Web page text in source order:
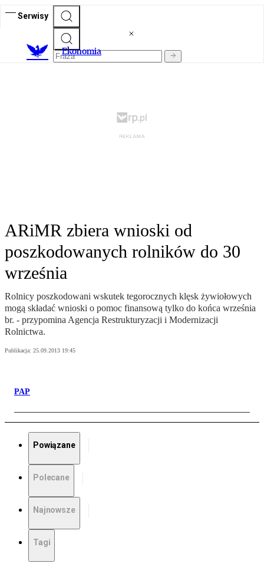
Serwisy
Ekonomia
ARiMR zbiera wnioski od
poszkodowanych rolników do 30
września
Rolnicy poszkodowani wskutek tegorocznych klęsk żywiołowych
mogą składać wnioski o pomoc finansową tylko do końca września
br. - przypomina Agencja Restrukturyzacji i Modernizacji
Rolnictwa.
Publikacja: 25.09.2013 19:45
PAP
Powiązane
Polecane
Najnowsze
Tagi